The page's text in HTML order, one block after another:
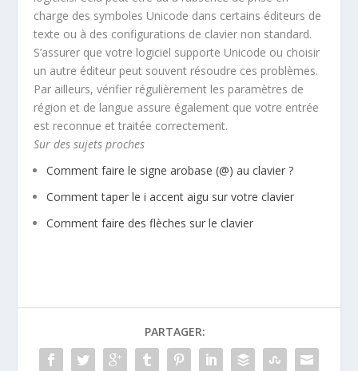
charge des symboles Unicode dans certains éditeurs de
texte ou à des configurations de clavier non standard.
S’assurer que votre logiciel supporte Unicode ou choisir
un autre éditeur peut souvent résoudre ces problèmes.
Par ailleurs, vérifier régulièrement les paramètres de
région et de langue assure également que votre entrée
est reconnue et traitée correctement.
Sur des sujets proches
Comment faire le signe arobase (@) au clavier ?
Comment taper le i accent aigu sur votre clavier
Comment faire des flèches sur le clavier
PARTAGER: